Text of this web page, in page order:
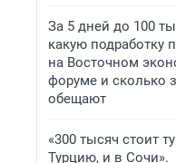
За 5 дней до 100
какую подработку
на Восточном
форуме и сколько
обещают
«300 тысяч стоит
Турцию, и в Сочи».